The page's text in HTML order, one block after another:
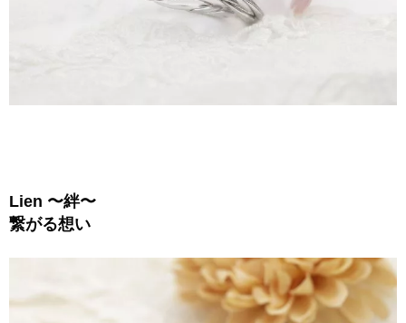
Lien 〜絆〜
繋がる想い